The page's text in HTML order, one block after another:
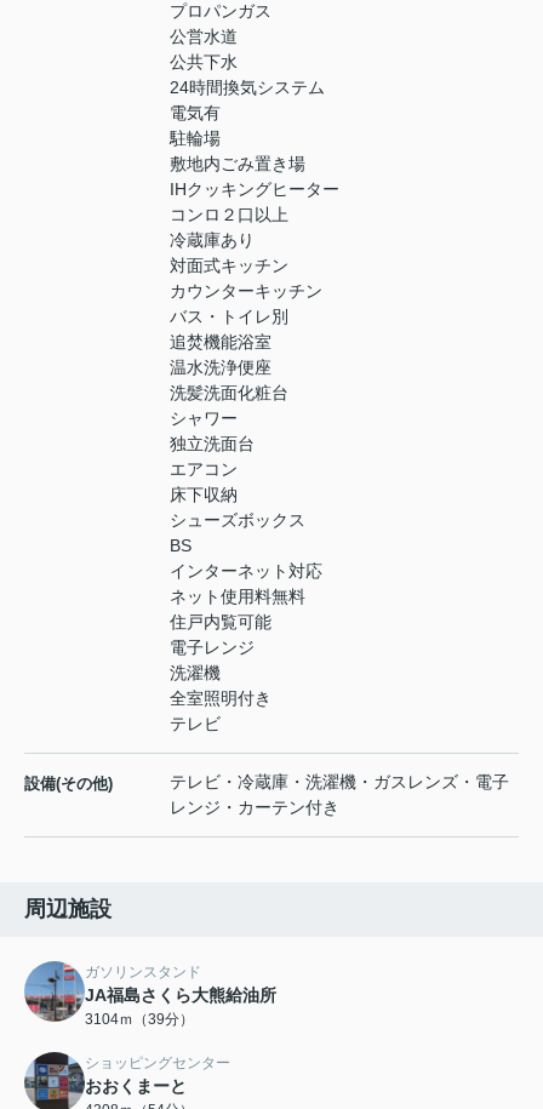
プロパンガス
公営水道
公共下水
24時間換気システム
電気有
駐輪場
敷地内ごみ置き場
IHクッキングヒーター
コンロ２口以上
冷蔵庫あり
対面式キッチン
カウンターキッチン
バス・トイレ別
追焚機能浴室
温水洗浄便座
洗髪洗面化粧台
シャワー
独立洗面台
エアコン
床下収納
シューズボックス
BS
インターネット対応
ネット使用料無料
住戸内覧可能
電子レンジ
洗濯機
全室照明付き
テレビ
設備(その他)
テレビ・冷蔵庫・洗濯機・ガスレンズ・電子
レンジ・カーテン付き
周辺施設
ガソリンスタンド
JA福島さくら大熊給油所
3104ｍ（39分）
ショッピングセンター
おおくまーと